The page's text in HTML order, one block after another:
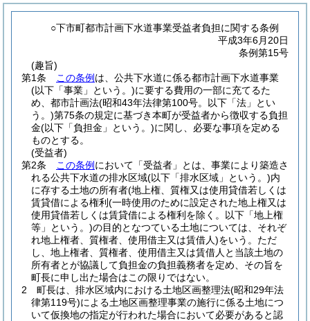
○下市町都市計画下水道事業受益者負担に関する条例
平成3年6月20日
条例第15号
(趣旨)
第1条
この条例 は、公共下水道に係る都市計画下水道事業
(以下「事業」という。)に要する費用の一部に充てるた
め、都市計画法(昭和43年法律第100号。以下「法」とい
う。)第75条の規定に基づき本町が受益者から徴収する負担
金(以下「負担金」という。)に関し、必要な事項を定める
ものとする。
(受益者)
第2条
この条例 において「受益者」とは、事業により築造さ
れる公共下水道の排水区域(以下「排水区域」という。)内
に存する土地の所有者(地上権、質権又は使用貸借若しくは
賃貸借による権利 (一時使用のために設定された地上権又は
使用貸借若しくは賃貸借による権利を除く。以下「地上権
等」という。)の目的となつている土地については、それぞ
れ地上権者、質権者、使用借主又は賃借人)をいう。 ただ
し、地上権者、質権者、使用借主又は賃借人と当該土地の
所有者とが協議して負担金の負担義務者を定め、その旨を
町長に申し出た場合はこの限りではない。
2
町長は、排水区域内における土地区画整理法(昭和29年法
律第119号)による土地区画整理事業の施行に係る土地につ
いて仮換地の指定が行われた場合において必要があると認